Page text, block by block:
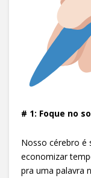
# 1: Foque no
Nosso cérebro é
economizar
pra uma palavra